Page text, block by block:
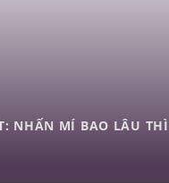
NHẤN MÍ BAO LÂU